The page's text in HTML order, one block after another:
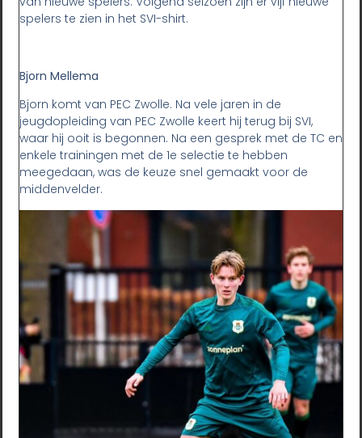
spelers te zien in het SVI-shirt.
Bjorn Mellema
Bjorn komt van PEC Zwolle. Na vele jaren in de
jeugdopleiding van PEC Zwolle keert hij terug bij SVI,
waar hij ooit is begonnen. Na een gesprek met de TC en
enkele trainingen met de 1e selectie te hebben
meegedaan, was de keuze snel gemaakt voor de
middenvelder.